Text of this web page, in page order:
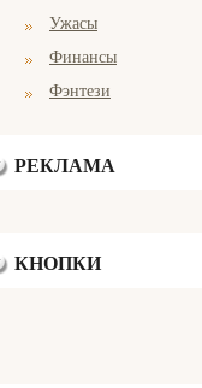
Ужасы
Финансы
Фэнтези
РЕКЛАМА
КНОПКИ